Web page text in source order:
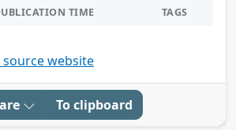
TIME TAGS
website
To clipboard